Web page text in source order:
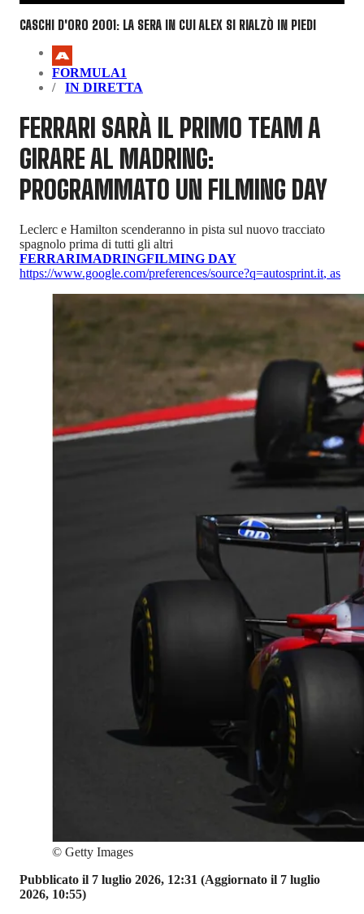
CASCHI D'ORO 2001: LA SERA IN CUI ALEX SI RIALZÒ IN PIEDI
FORMULA1
IN DIRETTA
FERRARI SARÀ IL PRIMO TEAM A
GIRARE AL MADRING:
PROGRAMMATO UN FILMING DAY
Leclerc e Hamilton scenderanno in pista sul nuovo tracciato
spagnolo prima di tutti gli altri
FERRARIMADRINGFILMING DAY
https://www.google.com/preferences/source?q=autosprint.it, as
© Getty Images
Pubblicato il 7 luglio 2026, 12:31 (Aggiornato il 7 luglio
2026, 10:55)